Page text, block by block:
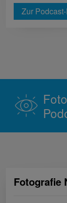
Zur
Fotografie